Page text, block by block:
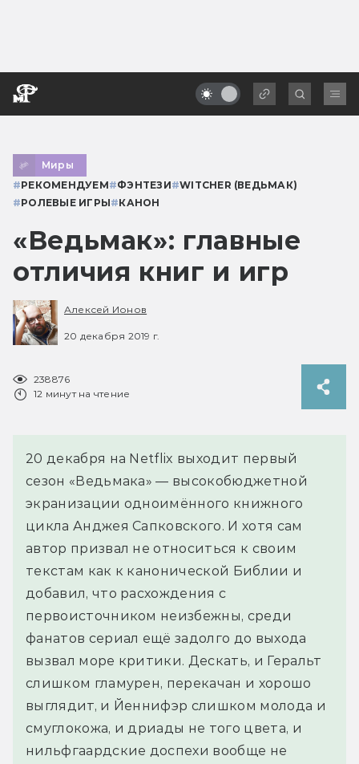
Миры
#РЕКОМЕНДУЕМ#ФЭНТЕЗИ#WITCHER (ВЕДЬМАК)
#РОЛЕВЫЕ ИГРЫ#КАНОН
«Ведьмак»: главные
отличия книг и игр
Алексей Ионов
20 декабря 2019 г.
238876
12 минут на чтение
20 декабря на Netflix выходит первый
сезон «Ведьмака» — высокобюджетной
экранизации одноимённого книжного
цикла Анджея Сапковского. И хотя сам
автор призвал не относиться к своим
текстам как к канонической Библии и
добавил, что расхождения с
первоисточником неизбежны, среди
фанатов сериал ещё задолго до выхода
вызвал море критики. Дескать, и Геральт
слишком гламурен, перекачан и хорошо
выглядит, и Йеннифэр слишком молода и
смуглокожа, и дриады не того цвета, и
нильфгаардские доспехи вообще не